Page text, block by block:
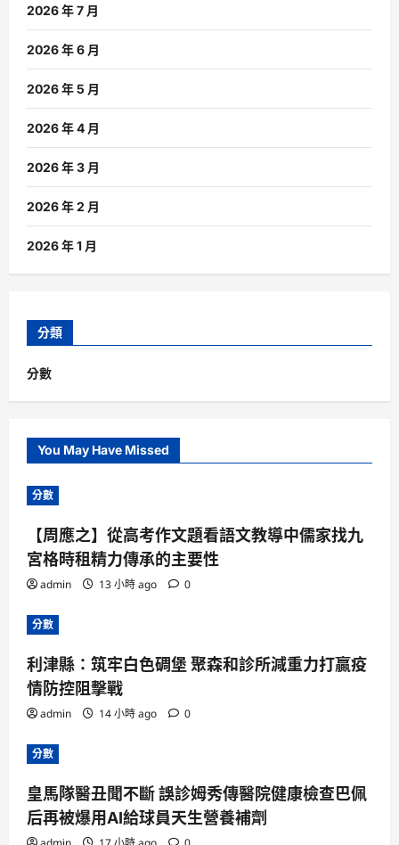
2026 年 7 月
2026 年 6 月
2026 年 5 月
2026 年 4 月
2026 年 3 月
2026 年 2 月
2026 年 1 月
分類
分數
You May Have Missed
分數
【周應之】從高考作文題看語文教導中儒家找九
宮格時租精力傳承的主要性
admin 13 小時 ago 0
分數
利津縣：筑牢白色碉堡 聚森和診所減重力打贏疫
情防控阻擊戰
admin 14 小時 ago 0
分數
皇馬隊醫丑聞不斷 誤診姆秀傳醫院健康檢查巴佩
后再被爆用AI給球員天生營養補劑